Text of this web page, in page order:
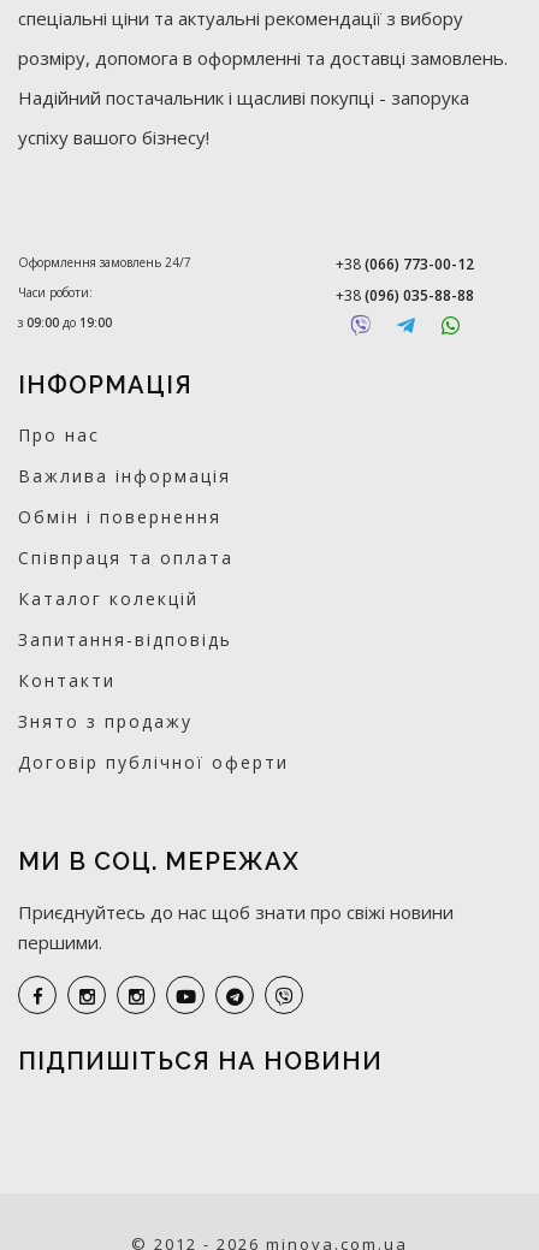
спеціальні ціни та актуальні рекомендації з вибору
розміру, допомога в оформленні та доставці замовлень.
Надійний постачальник і щасливі покупці - запорука
успіху вашого бізнесу!
Оформлення замовлень 24/7
Часи роботи:
з 09:00 до 19:00
+38(066) 773-00-12
+38(096) 035-88-88
ІНФОРМАЦІЯ
Про нас
Важлива інформація
Обмін і повернення
Співпраця та оплата
Каталог колекцій
Запитання-відповідь
Контакти
Знято з продажу
Договір публічної оферти
МИ В СОЦ. МЕРЕЖАХ
Приєднуйтесь до нас щоб знати про свіжі новини
першими.
ПІДПИШІТЬСЯ НА НОВИНИ
© 2012 - 2026 minova.com.ua